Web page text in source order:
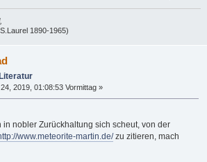
1890-1965)
2019, 01:08:53 Vormittag »
in nobler Zurückhaltung sich scheut, von der
www.meteorite-martin.de/zu zitieren, mach